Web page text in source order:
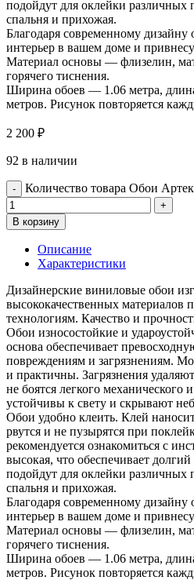
подойдут для оклейки различных
спальня и прихожая.
Благодаря современному дизайну
интерьер в вашем доме и
Материал основы — флизелин,
горячего тиснения.
Ширина обоев — 1.06 метра,
метров. Рисунок повторяется
2 200 ₽
92 в наличии
Количество товара Обои
В корзину
Описание
Характеристики
Дизайнерские виниловые обои
высококачественных материалов
технологиям. Качество и
Обои износостойкие и
основа обеспечивает
повреждениям и загрязнениям.
и практичны. Загрязнения
не боятся легкого механического
устойчивы к свету и скрывают
Обои удобно клеить. Клей
рвутся и не пузырятся при
рекомендуется ознакомиться с
высокая, что обеспечивает
подойдут для оклейки различных
спальня и прихожая.
Благодаря современному дизайну
интерьер в вашем доме и
Материал основы — флизелин,
горячего тиснения.
Ширина обоев — 1.06 метра,
метров. Рисунок повторяется